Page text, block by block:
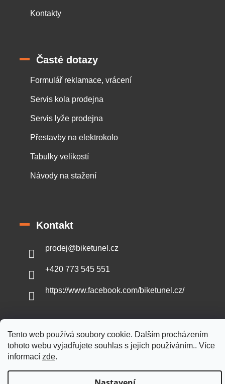
Tento web používá soubory cookie. Dalším procházením
tohoto webu vyjadřujete souhlas s jejich používáním.. Více
informací zde.
Kontakty
Časté dotazy
Formulář reklamace, vrácení
Servis kola prodejna
Servis lyže prodejna
Přestavby na elektrokolo
Tabulky velikostí
Návody na stažení
Kontakt
prodej@biketunel.cz
+420 773 545 551
https://www.facebook.com/biketunel.cz/
Vytvořil Shoptet
Copyright 2026BikeTunel.cz. Všechna práva vyhrazena.